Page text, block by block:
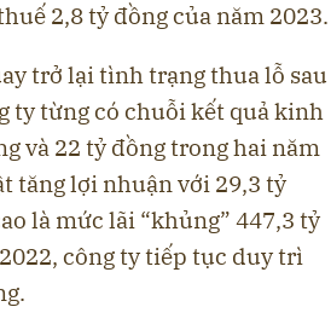
2,8 tỷ đồng của năm 2023.
trở lại tình trạng thua lỗ sau
ty từng có chuỗi kết quả kinh
và 22 tỷ đồng trong hai năm
tăng lợi nhuận với 29,3 tỷ
là mức lãi “khủng” 447,3 tỷ
công ty tiếp tục duy trì